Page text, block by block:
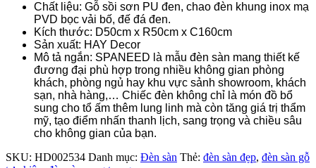
Chất liệu: Gỗ sồi sơn PU đen, chao đèn khung inox mạ
PVD bọc vải bố, đế đá đen.
Kích thước: D50cm x R50cm x C160cm
Sản xuất: HAY Decor
Mô tả ngắn: SPANEED là mẫu đèn sàn mang thiết kế
đương đại phù hợp trong nhiều không gian phòng
khách, phòng ngủ hay khu vực sảnh showroom, khách
sạn, nhà hàng,… Chiếc đèn không chỉ là món đồ bổ
sung cho tổ ấm thêm lung linh mà còn tăng giá trị thẩm
mỹ, tạo điểm nhấn thanh lịch, sang trọng và chiều sâu
cho không gian của bạn.
SKU: HD002534 Danh mục: Đèn sàn Thẻ: đèn sàn đẹp, đèn sàn gỗ